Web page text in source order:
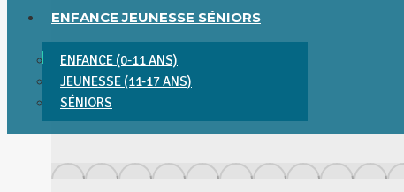
ENFANCE JEUNESSE SÉNIORS
ENFANCE (0-11 ANS)
JEUNESSE (11-17 ANS)
SÉNIORS